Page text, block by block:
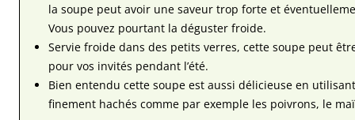
la soupe peut avoir une saveur trop forte et
Vous pouvez pourtant la déguster froide.
Servie froide dans des petits verres, cette soupe peut
pour vos invités pendant l’été.
Bien entendu cette soupe est aussi délicieuse en
finement hachés comme par exemple les poivrons, le